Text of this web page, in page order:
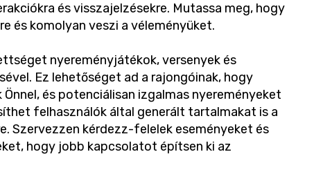
és visszajelzésekre. Mutassa meg, hogy
és komolyan veszi a véleményüket.
nyereményjátékok, versenyek és
Ez lehetőséget ad a rajongóinak, hogy
és potenciálisan izgalmas nyereményeket
felhasználók által generált tartalmakat is a
Szervezzen kérdezz-felelek eseményeket és
hogy jobb kapcsolatot építsen ki az